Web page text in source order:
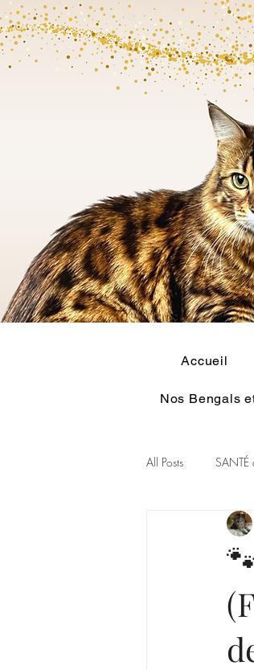
Accueil
Nos Bengals
All Posts SANTÉ
Alimentation
Couleur Rare
GENE POIL